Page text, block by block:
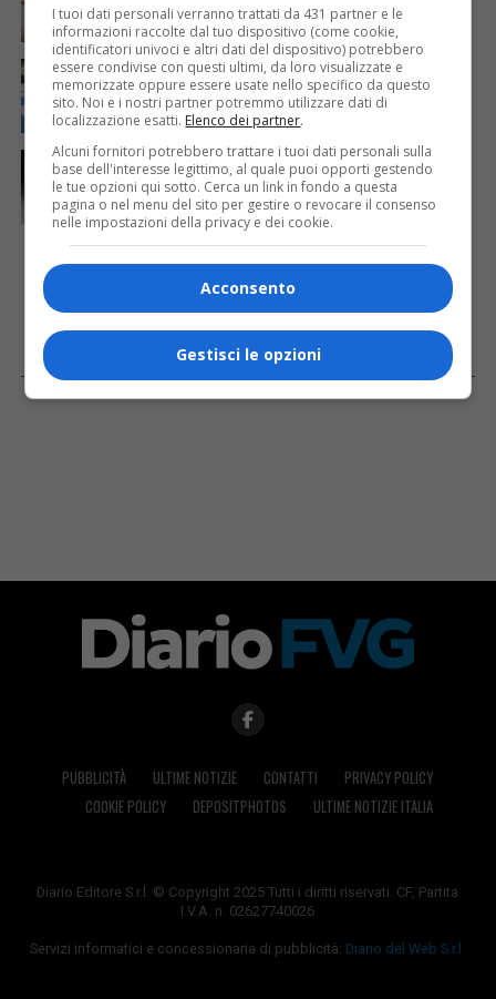
folgorazione alle Ferriere Nord di Osoppo
CRONACA & ATTUALITÀ 3 giorni fa
Arrivano 142 nuovi poliziotti in Friuli-Venezia Giulia:
61 saranno assegnati a Trieste
CRONACA & ATTUALITÀ 1 giorno fa
Due terremoti in poche ore scuotono la Croazia: la
scossa più forte sul Quarnero
Facebook
PUBBLICITÀ ULTIME NOTIZIE CONTATTI
PRIVACY POLICY
COOKIE POLICY
DEPOSITPHOTOS ULTIME NOTIZIE ITALIA
Diario Editore S.r.l. © Copyright 2025 Tutti i diritti riservati. CF, Partita
I.V.A. n. 02627740026
Servizi informatici e concessionaria di pubblicità: Diario del Web S.r.l.
I tuoi dati personali verranno trattati da 431 partner e le
informazioni raccolte dal tuo dispositivo (come cookie,
identificatori univoci e altri dati del dispositivo) potrebbero
essere condivise con questi ultimi, da loro visualizzate e
memorizzate oppure essere usate nello specifico da questo
sito. Noi e i nostri partner potremmo utilizzare dati di
localizzazione esatti. Elenco dei partner.
Alcuni fornitori potrebbero trattare i tuoi dati personali sulla
base dell'interesse legittimo, al quale puoi opporti gestendo
le tue opzioni qui sotto. Cerca un link in fondo a questa
pagina o nel menu del sito per gestire o revocare il consenso
nelle impostazioni della privacy e dei cookie.
Acconsento
Gestisci le opzioni